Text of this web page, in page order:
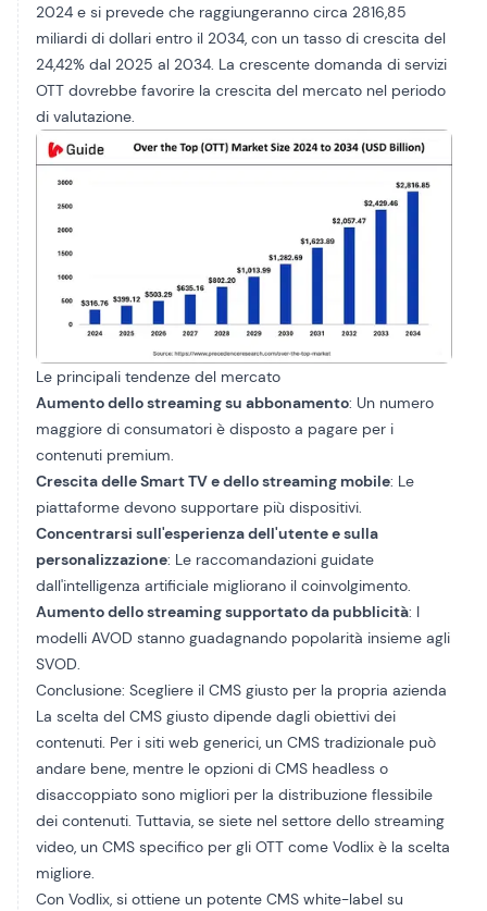
2024 e si prevede che raggiungeranno circa 2816,85
miliardi di dollari entro il 2034, con un tasso di crescita del
24,42% dal 2025 al 2034. La crescente domanda di servizi
OTT dovrebbe favorire la crescita del mercato nel periodo
di valutazione.
Le principali tendenze del mercato
Aumento dello streaming su abbonamento: Un numero
maggiore di consumatori è disposto a pagare per i
contenuti premium.
Crescita delle Smart TV e dello streaming mobile: Le
piattaforme devono supportare più dispositivi.
Concentrarsi sull'esperienza dell'utente e sulla
personalizzazione: Le raccomandazioni guidate
dall'intelligenza artificiale migliorano il coinvolgimento.
Aumento dello streaming supportato da pubblicità: I
modelli AVOD stanno guadagnando popolarità insieme agli
SVOD.
Conclusione: Scegliere il CMS giusto per la propria azienda
La scelta del CMS giusto dipende dagli obiettivi dei
contenuti. Per i siti web generici, un CMS tradizionale può
andare bene, mentre le opzioni di CMS headless o
disaccoppiato sono migliori per la distribuzione flessibile
dei contenuti. Tuttavia, se siete nel settore dello streaming
video, un CMS specifico per gli OTT come Vodlix è la scelta
migliore.
Con Vodlix, si ottiene un potente CMS white-label su